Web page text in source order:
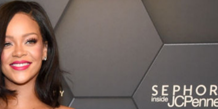
Taylor Swift officieel getrouwd met Travis
Kelce
1 month ago